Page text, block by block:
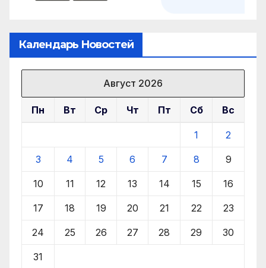
Календарь Новостей
Август 2026
Пн Вт Ср Чт Пт Сб Вс
1 2
3 4 5 6 7 8 9
10 11 12 13 14 15 16
17 18 19 20 21 22 23
24 25 26 27 28 29 30
31